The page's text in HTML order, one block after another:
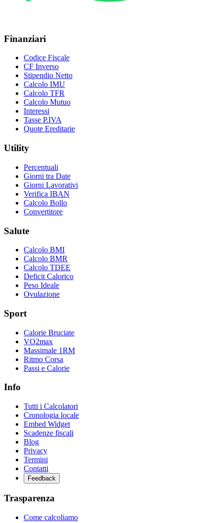
Finanziari
Codice Fiscale
CF Inverso
Stipendio Netto
Calcolo IMU
Calcolo TFR
Calcolo Mutuo
Interessi
Tasse P.IVA
Quote Ereditarie
Utility
Percentuali
Giorni tra Date
Giorni Lavorativi
Verifica IBAN
Calcolo Bollo
Convertitore
Salute
Calcolo BMI
Calcolo BMR
Calcolo TDEE
Deficit Calorico
Peso Ideale
Ovulazione
Sport
Calorie Bruciate
VO2max
Massimale 1RM
Ritmo Corsa
Passi e Calorie
Info
Tutti i Calcolatori
Cronologia locale
Embed Widget
Scadenze fiscali
Blog
Privacy
Termini
Contatti
Feedback
Trasparenza
Come calcoliamo